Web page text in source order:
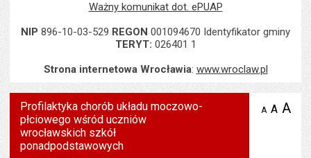
Ważny komunikat dot. ePUAP
NIP 896-10-03-529 REGON 001094670 Identyfikator gminy
TERYT: 026401 1
Strona internetowa Wrocławia: www.wroclaw.pl
Profilaktyka chorób układu moczowo-
płciowego wśród uczniów
wrocławskich szkół
ponadpodstawowych
A zmniejsz
A A